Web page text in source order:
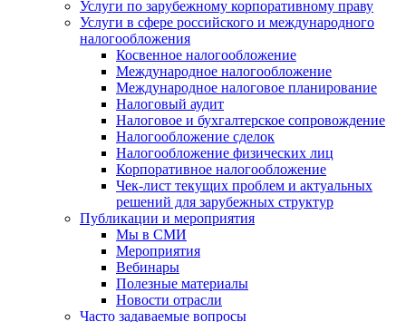
Услуги по зарубежному корпоративному праву
Услуги в сфере российского и международного
налогообложения
Косвенное налогообложение
Международное налогообложение
Международное налоговое планирование
Налоговый аудит
Налоговое и бухгалтерское сопровождение
Налогообложение сделок
Налогообложение физических лиц
Корпоративное налогообложение
Чек-лист текущих проблем и актуальных
решений для зарубежных структур
Публикации и мероприятия
Мы в СМИ
Мероприятия
Вебинары
Полезные материалы
Новости отрасли
Часто задаваемые вопросы